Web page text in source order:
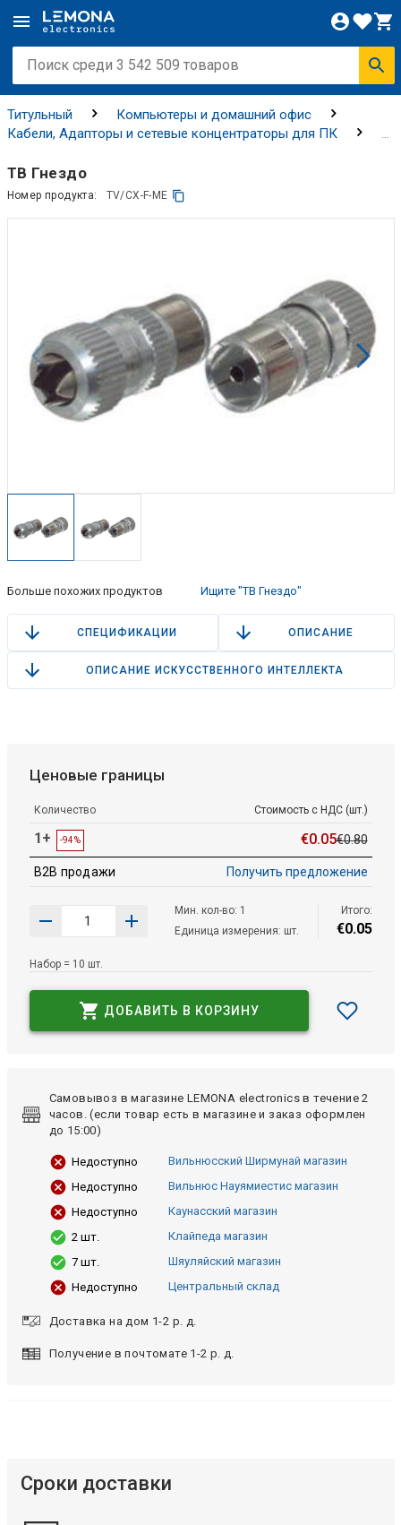
Титульный
Компьютеры и домашний офис
Кабели, Адапторы и сетевые концентраторы для ПК
адаптеры
ТВ Гнездо
Номер продукта: TV/CX-F-ME
Больше похожих продуктов Ищите "ТВ Гнездо"
СПЕЦИФИКАЦИИ ОПИСАНИЕ
ОПИСАНИЕ ИСКУССТВЕННОГО ИНТЕЛЛЕКТА
Ценовые границы
Количество Стоимость с НДС (шт.)
1+ -94% €0.05€0.80
B2B продажи Получить предложение
Мин. кол-во: 1
Единица измерения: шт.
Итого:
€0.05
Набор = 10 шт.
ДОБАВИТЬ В КОРЗИНУ
Самовывоз в магазине LEMONA electronics в течение 2
часов. (если товар есть в магазине и заказ оформлен
до 15:00)
Недоступно
Вильнюсский Ширмунай магазин
Недоступно
Вильнюс Науямиестис магазин
Недоступно
Каунасский магазин
2 шт.
Клайпеда магазин
7 шт.
Шяуляйский магазин
Недоступно
Центральный склад
Доставка на дом 1-2 р. д.
Получение в почтомате 1-2 р. д.
Сроки доставки